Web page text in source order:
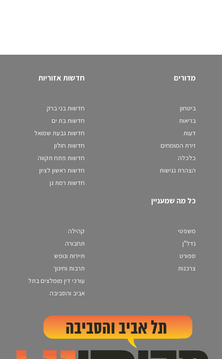
מדורים
ביטחון
בריאות
דעות
זירת המומחים
כלכלה
הצהרת נגישות
חדשות אזוריות
חדשות בני ברק
חדשות בת ים
חדשות גבעת שמואל
חדשות חולון
חדשות פתח תקווה
חדשות ראשון לציון
חדשות רמת גן
כל מה שמעניין
משפטי
נדל"ן
ספורט
צרכנות
קהילה
תחבורה
תיירות ונופש
תרבות וחינוך
עורכי דין מומלצים בתל
אביב והסביבה